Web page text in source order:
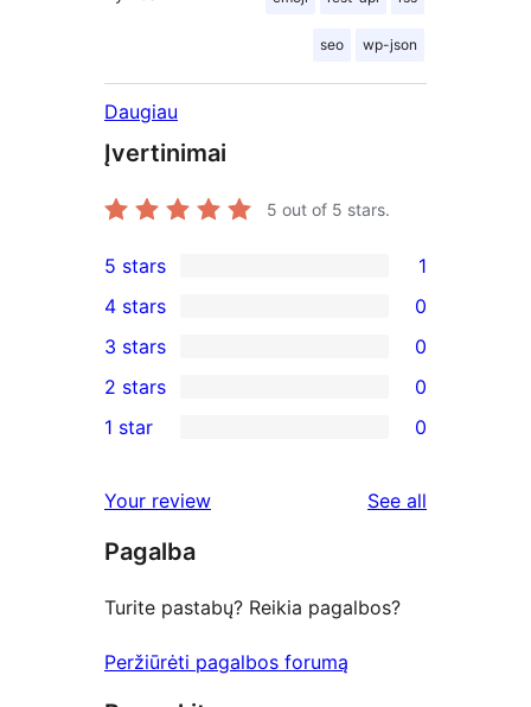
seo wp-json
Daugiau
Įvertinimai
5 out of 5 stars.
1
5-
star
review
5 stars 1
4-
star
reviews
4 stars 0
0
3-
star
3 stars 0
2-
reviews
2 stars 0
star
reviews
1 star 0
Your review See all
Pagalba
Turite pastabų? Reikia pagalbos?
Peržiūrėti pagalbos forumą